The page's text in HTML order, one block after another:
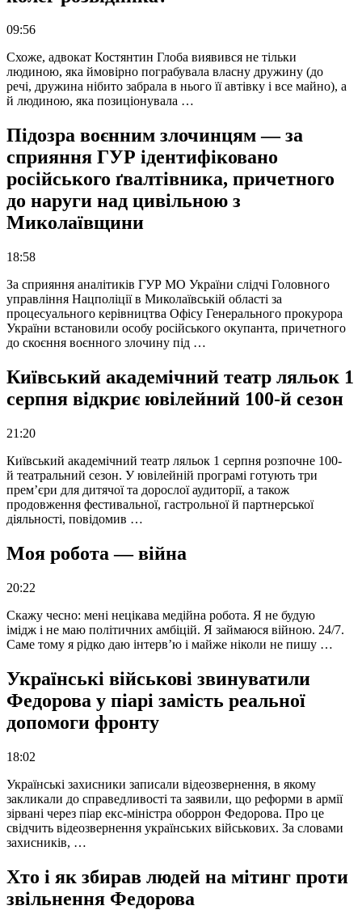
09:56
Схоже, адвокат Костянтин Глоба виявився не тільки
людиною, яка ймовірно пограбувала власну дружину (до
речі, дружина нібито забрала в нього її автівку і все майно), а
й людиною, яка позиціонувала …
Підозра воєнним злочинцям — за
сприяння ГУР ідентифіковано
російського ґвалтівника, причетного
до наруги над цивільною з
Миколаївщини
18:58
За сприяння аналітиків ГУР МО України слідчі Головного
управління Нацполіції в Миколаївській області за
процесуального керівництва Офісу Генерального прокурора
України встановили особу російського окупанта, причетного
до скоєння воєнного злочину під …
Київський академічний театр ляльок 1
серпня відкриє ювілейний 100-й сезон
21:20
Київський академічний театр ляльок 1 серпня розпочне 100-
й театральний сезон. У ювілейній програмі готують три
прем’єри для дитячої та дорослої аудиторії, а також
продовження фестивальної, гастрольної й партнерської
діяльності, повідомив …
Моя робота — війна
20:22
Скажу чесно: мені нецікава медійна робота. Я не будую
імідж і не маю політичних амбіцій. Я займаюся війною. 24/7.
Саме тому я рідко даю інтерв’ю і майже ніколи не пишу …
Українські військові звинуватили
Федорова у піарі замість реальної
допомоги фронту
18:02
Українські захисники записали відеозвернення, в якому
закликали до справедливості та заявили, що реформи в армії
зірвані через піар екс-міністра оборрон Федорова. Про це
свідчить відеозвернення українських військових. За словами
захисників, …
Хто і як збирав людей на мітинг проти
звільнення Федорова